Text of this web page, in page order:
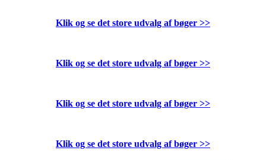
Klik og se det store udvalg af bøger >>
Klik og se det store udvalg af bøger >>
Klik og se det store udvalg af bøger >>
Klik og se det store udvalg af bøger >>